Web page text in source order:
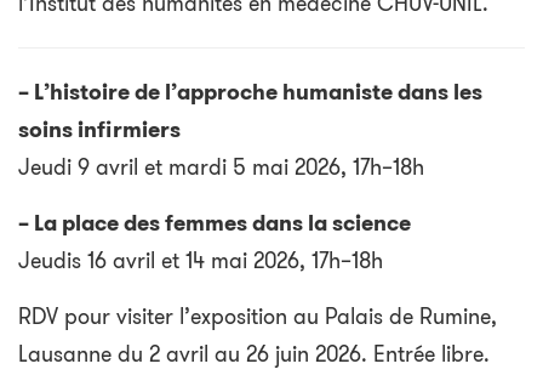
– L’histoire de l’approche humaniste dans les
soins infirmiers
Jeudi 9 avril et mardi 5 mai 2026, 17h–18h
– La place des femmes dans la science
Jeudis 16 avril et 14 mai 2026, 17h–18h
RDV pour visiter l’exposition au Palais de Rumine,
Lausanne du 2 avril au 26 juin 2026. Entrée libre.